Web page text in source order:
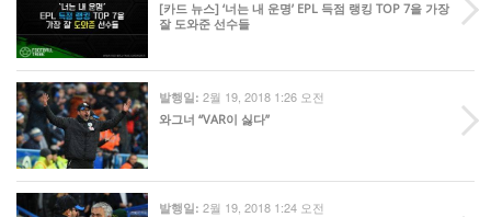
[카드 뉴스] ‘너는 내 운명’ EPL 득점 랭킹 TOP 7을 가장
잘 도와준 선수들
발행일: 2월 19, 2018 1:26 오전
와그너 “VAR이 싫다”
발행일: 2월 19, 2018 1:24 오전